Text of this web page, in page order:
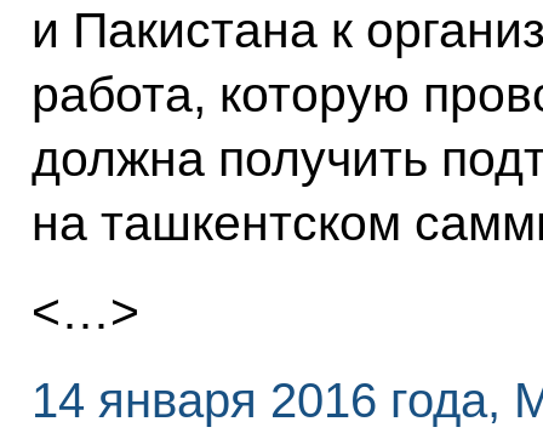
и Пакистана к
работа, которую
должна получить
на ташкентском
<…>
14 января 2016 года,